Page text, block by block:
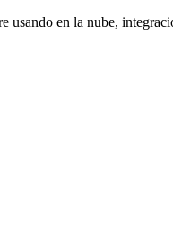
en la nube,